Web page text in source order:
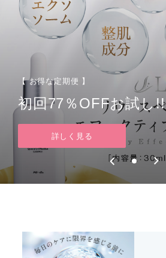
【 お得な定期便 】
初回77％OFFお試し!!
詳しく見る